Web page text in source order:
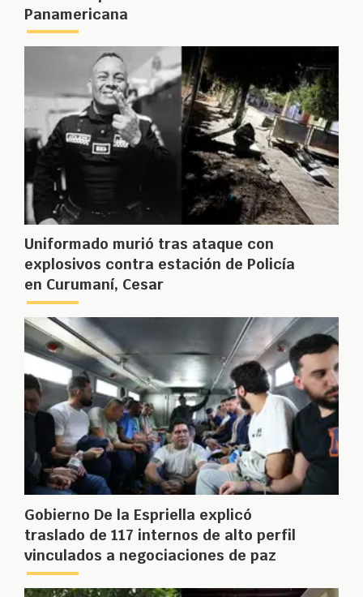
Panamericana
Uniformado murió tras ataque con
explosivos contra estación de Policía
en Curumaní, Cesar
Gobierno De la Espriella explicó
traslado de 117 internos de alto perfil
vinculados a negociaciones de paz